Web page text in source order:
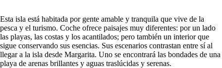
Esta isla está habitada por gente amable y tranquila que vive de la
pesca y el turismo. Coche ofrece paisajes muy diferentes: por un lado
las playas, las costas y los acantilados; pero también un interior que
sigue conservando sus esencias. Sus escenarios contrastan entre sí al
llegar a la isla desde Margarita. Uno se encontrará las bondades de una
playa de arenas brillantes y aguas traslúcidas y serenas.